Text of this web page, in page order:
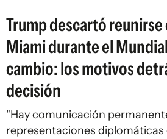
Trump descartó reunirse
Miami durante el
cambio: los motivos
decisión
"Hay comunicación
representaciones diplomáticas